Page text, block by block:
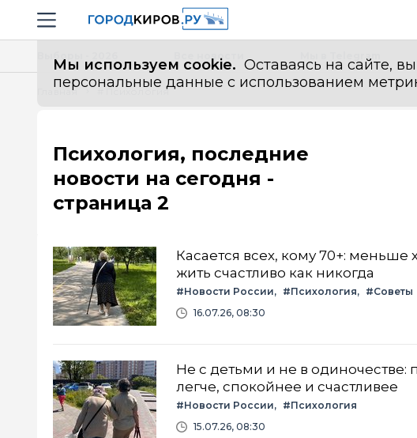
Навигация сайта
Мы используем cookie. Оставаясь на сайте,
персональные данные с использованием
Все новости
Главная # Психология
Психология, последние
новости на сегодня -
страница 2
Касается всех, кому 70+:
жить счастливо как никогда
#Новости России #Психология
#Советы
16.07.26, 08:30
Не с детьми и не в одиночестве:
легче, спокойнее и счастливее
#Новости России
#Психология
15.07.26, 08:30